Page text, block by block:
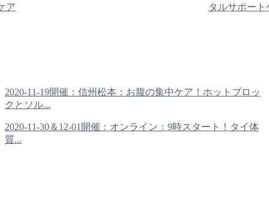
ア
タルサポート
2020-11-19開催：信州松本：お腹の集中ケア！ホットブロッ
クとソル...
2020-11-30＆12-01開催：オンライン：9時スタート！タイ体
質...